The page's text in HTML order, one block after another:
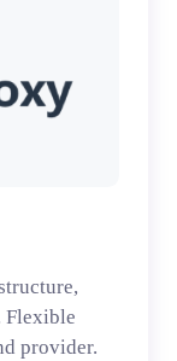
Flexible
provider.